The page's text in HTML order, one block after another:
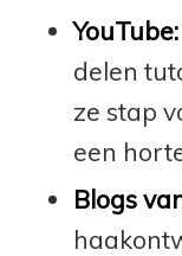
YouTube:
delen
ze stap
een
Blogs